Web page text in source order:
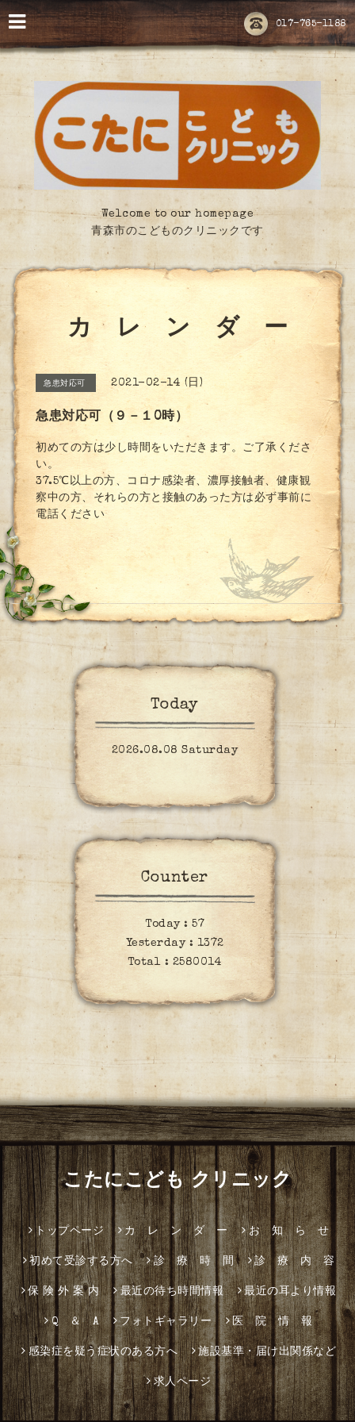
017-765-1188
Welcome to our homepage
青森市のこどものクリニックです
カ レ ン ダ ー
急患対応可 2021-02-14 (日)
急患対応可（９－１0時）
初めての方は少し時間をいただきます。ご了承くださ
い。
37.5℃以上の方、コロナ感染者、濃厚接触者、健康観
察中の方、それらの方と接触のあった方は必ず事前に
電話ください
Today
2026.08.08 Saturday
Counter
Today : 57
Yesterday : 1372
Total : 2580014
こたにこども クリニック
トップページ カ レ ン ダ ー お 知 ら せ
初めて受診する方へ 診 療 時 間 診 療 内 容
保 険 外 案 内 最近の待ち時間情報 最近の耳より情報
Q ＆ A フォトギャラリー 医 院 情 報
感染症を疑う症状のある方へ 施設基準・届け出関係など
求人ページ